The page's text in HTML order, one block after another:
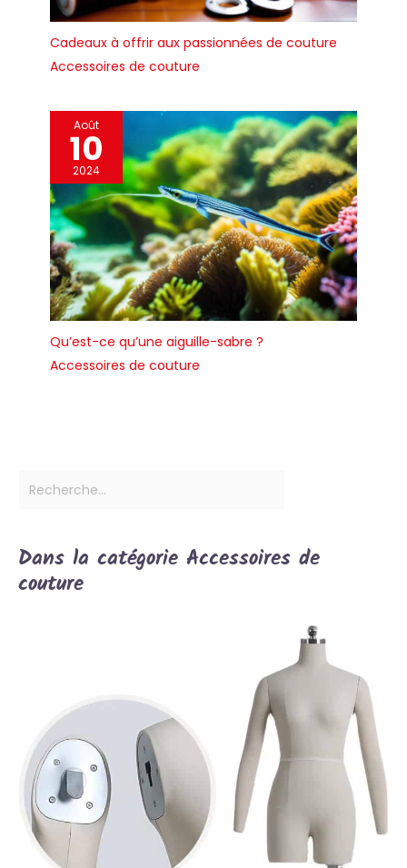
Cadeaux à offrir aux passionnées de couture
Accessoires de couture
Août
10
2024
Qu’est-ce qu’une aiguille-sabre ?
Accessoires de couture
Dans la catégorie Accessoires de
couture